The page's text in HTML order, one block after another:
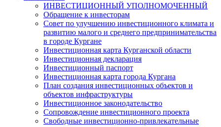
ИНВЕСТИЦИОННЫЙ УПОЛНОМОЧЕННЫЙ
Обращение к инвесторам
Совет по улучшению инвестиционного климата и
развитию малого и среднего предпринимательства
в городе Кургане
Инвестиционная карта Курганской области
Инвестиционная декларация
Инвестиционный паспорт
Инвестиционная карта города Кургана
План создания инвестиционных объектов и
объектов инфраструктуры
Инвестиционное законодательство
Сопровождение инвестиционного проекта
Свободные инвестиционно-привлекательные